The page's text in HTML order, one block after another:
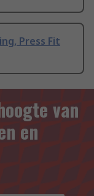
Press Fit
van
en